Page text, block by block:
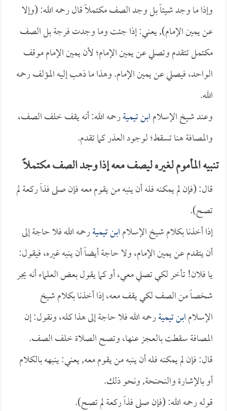
وإذا ما وجد شيئاً بل وجد الصف مكتملاً قال رحمه الله: (وإلا
عن يمين الإمام), يعني: إذا جئت وما وجدت فرجة بل الصف
مكتمل تتقدم وتصلي عن يمين الإمام؛ لأن يمين الإمام موقف
الواحد، فيصلي عن يمين الإمام. وهذا ما ذهب إليه المؤلف رحمه
الله.
وعند شيخ الإسلامابن تيميةرحمه الله: أنه يقف خلف الصف،
والمصافة هنا تسقط؛ لوجود العذر كما تقدم.
تنبيه المأموم لغيره ليصف معه إذا وجد الصف مكتملاً
قال: (فإن لم يمكنه فله أن ينبه من يقوم معه فإن صلى فذاً ركعة لم
تصح).
إذا أخذنا بكلام شيخ الإسلامابن تيميةرحمه الله فلا حاجة إلى
أن يتقدم عن يمين الإمام، ولا حاجة أيضاً أن ينبه غيره، فيقول:
يا فلان! تأخر لكي تصلي معي، أو كما يقول بعض العلماء أنه يجر
شخصاً من الصف لكي يقف معه، إذا أخذنا بكلام شيخ
الإسلامابن تيميةرحمه الله فلا حاجة إلى هذا كله، ونقول: إن
المصافة سقطت بالعجز عنها، وتصح الصلاة خلف الصف.
قال: فإن لم يمكنه فله أن ينبه من يقوم معه, يعني: ينبهه بالكلام
أو بالإشارة والنحنحة, ونحو ذلك.
قوله رحمه الله: (فإن صلى فذاً ركعة لم تصح).